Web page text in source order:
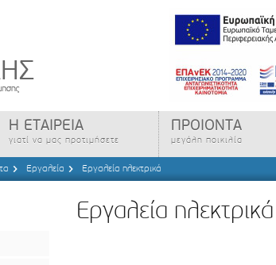
Η ΕΤΑΙΡΕΙΑ
γιατί να μας προτιμήσετε
ΠΡΟΙΟΝΤΑ
μεγάλη ποικιλία
Εργαλεία Εργαλεία ηλεκτρικά
Εργαλεία ηλεκτρικά